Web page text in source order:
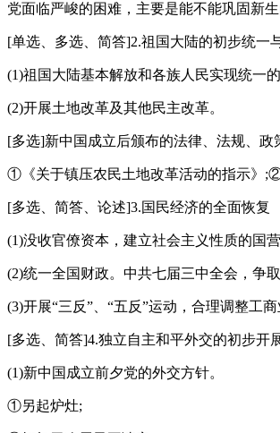
党面临严峻的困难，主要是能不能巩固新
[单选、多选、简答]2.祖国大陆的初步统一
(1)祖国大陆基本解放和各族人民实现统一
(2)开展土地改革及其他民主改革。
[多选]新中国成立后颁布的法律、法规、政
①《关于镇压农民土地改革活动的指示》
[多选、简答、论述]3.国民经济的全面恢复
(1)没收官僚资本，建立社会主义性质的国营
(2)统一全国财政。中共七届三中全会，争
(3)开展“三反”、“五反”运动，合理调整工
[多选、简答]4.独立自主和平外交的初步开
(1)新中国成立前夕党的外交方针。
①另起炉灶;